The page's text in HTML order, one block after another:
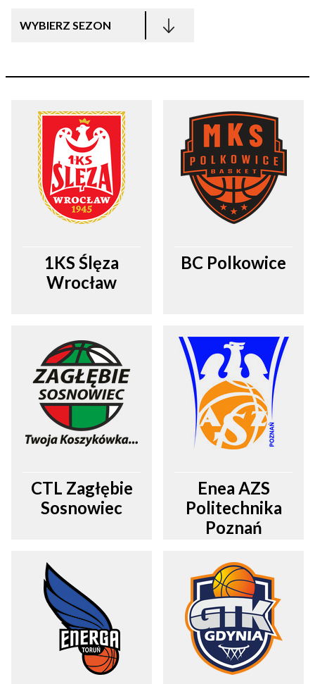
WYBIERZ SEZON
1KS Ślęza
Wrocław
BC Polkowice
CTL Zagłębie
Sosnowiec
Enea AZS
Politechnika
Poznań